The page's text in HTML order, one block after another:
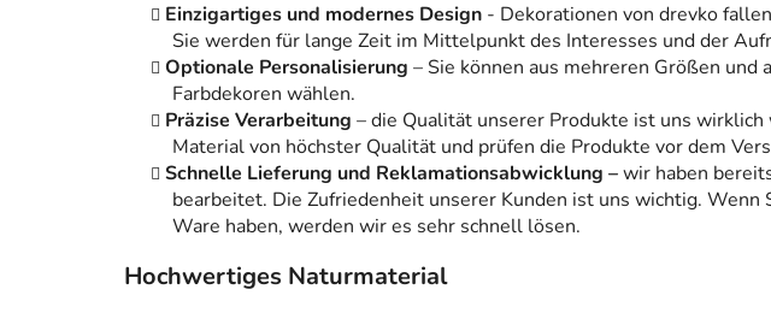
Einzigartiges und modernes Design - Dekorationen von drevko
Sie werden für lange Zeit im Mittelpunkt des Interesses und der
Optionale Personalisierung – Sie können aus mehreren Größen und
Farbdekoren wählen.
Präzise Verarbeitung – die Qualität unserer Produkte ist uns
Material von höchster Qualität und prüfen die Produkte vor dem
Schnelle Lieferung und Reklamationsabwicklung –wir haben
bearbeitet. Die Zufriedenheit unserer Kunden ist uns wichtig. Wenn
Ware haben, werden wir es sehr schnell lösen.
Hochwertiges Naturmaterial